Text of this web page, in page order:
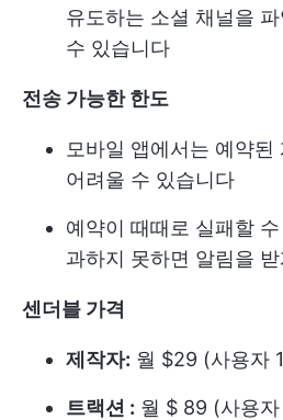
유도하는 소셜 채널을
수 있습니다
전송 가능한 한도
모바일 앱에서는 예약
어려울 수 있습니다
예약이 때때로 실패할
과하지 못하면 알림을
센더블 가격
제작자: 월 $29 (사용자
트랙션 : 월 $ 89 (사용